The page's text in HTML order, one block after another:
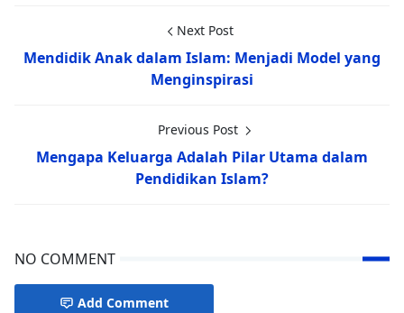
Next Post
Mendidik Anak dalam Islam: Menjadi Model yang
Menginspirasi
Previous Post
Mengapa Keluarga Adalah Pilar Utama dalam
Pendidikan Islam?
NO COMMENT
Add Comment